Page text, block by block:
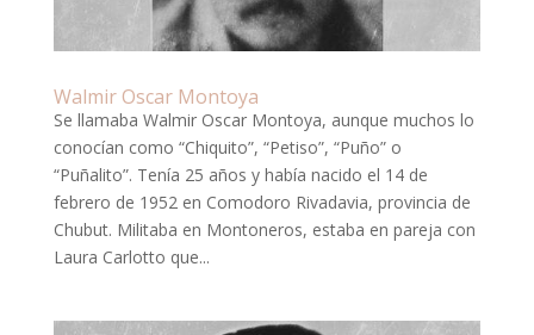
Walmir Oscar Montoya
Se llamaba Walmir Oscar Montoya, aunque muchos lo
conocían como “Chiquito”, “Petiso”, “Puño” o
“Puñalito”. Tenía 25 años y había nacido el 14 de
febrero de 1952 en Comodoro Rivadavia, provincia de
Chubut. Militaba en Montoneros, estaba en pareja con
Laura Carlotto que...